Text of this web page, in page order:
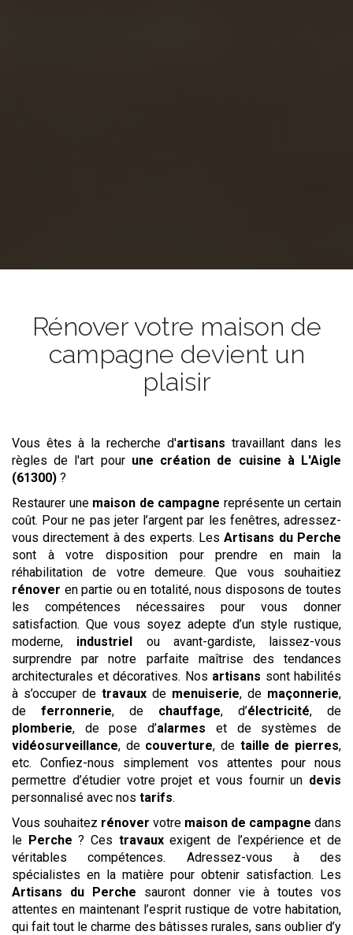
Rénover votre maison de
campagne devient un
plaisir
Vous êtes à la recherche d'artisans travaillant dans les
règles de l'art pour une création de cuisine à L'Aigle
(61300) ?
Restaurer une maison de campagne représente un certain
coût. Pour ne pas jeter l’argent par les fenêtres, adressez-
vous directement à des experts. LesArtisans du Perche
sont à votre disposition pour prendre en main la
réhabilitation de votre demeure. Que vous souhaitiez
rénover en partie ou en totalité, nous disposons de toutes
les compétences nécessaires pour vous donner
satisfaction. Que vous soyez adepte d’un style rustique,
moderne, industriel ou avant-gardiste, laissez-vous
surprendre par notre parfaite maîtrise des tendances
architecturales et décoratives. Nos artisans sont habilités
à s’occuper de travaux de menuiserie, de maçonnerie,
de ferronnerie, de chauffage, d’électricité, de
plomberie, de pose d’alarmes et de systèmes de
vidéosurveillance, de couverture, de taille de pierres,
etc. Confiez-nous simplement vos attentes pour nous
permettre d’étudier votre projet et vous fournir un devis
personnalisé avec nos tarifs.
Vous souhaitez rénover votre maison de campagne dans
le Perche ? Ces travauxexigent de l’expérience et de
véritables compétences. Adressez-vous à des
spécialistes en la matière pour obtenir satisfaction. Les
Artisans du Perche sauront donner vie à toutes vos
attentes en maintenant l’esprit rustique de votre habitation,
qui fait tout le charme des bâtisses rurales, sans oublier d’y